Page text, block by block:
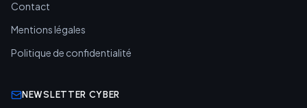
Contact
Mentions légales
Politique de confidentialité
NEWSLETTER CYBER